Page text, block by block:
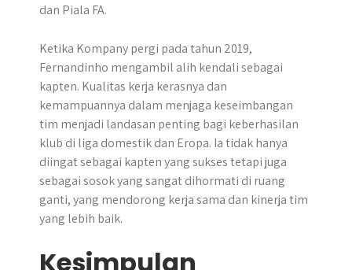
dan Piala FA.
Ketika Kompany pergi pada tahun 2019,
Fernandinho mengambil alih kendali sebagai
kapten. Kualitas kerja kerasnya dan
kemampuannya dalam menjaga keseimbangan
tim menjadi landasan penting bagi keberhasilan
klub di liga domestik dan Eropa. Ia tidak hanya
diingat sebagai kapten yang sukses tetapi juga
sebagai sosok yang sangat dihormati di ruang
ganti, yang mendorong kerja sama dan kinerja tim
yang lebih baik.
Kesimpulan